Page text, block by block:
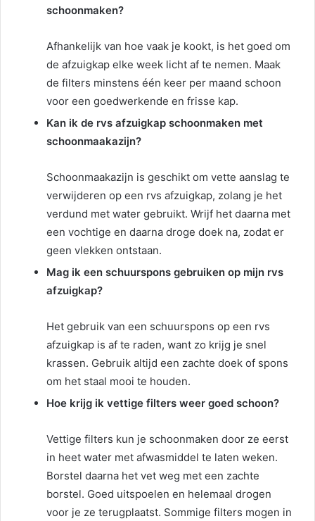
schoonmaken?
Afhankelijk van hoe vaak je kookt, is het goed om
de afzuigkap elke week licht af te nemen. Maak
de filters minstens één keer per maand schoon
voor een goedwerkende en frisse kap.
Kan ik de rvs afzuigkap schoonmaken met
schoonmaakazijn?
Schoonmaakazijn is geschikt om vette aanslag te
verwijderen op een rvs afzuigkap, zolang je het
verdund met water gebruikt. Wrijf het daarna met
een vochtige en daarna droge doek na, zodat er
geen vlekken ontstaan.
Mag ik een schuurspons gebruiken op mijn rvs
afzuigkap?
Het gebruik van een schuurspons op een rvs
afzuigkap is af te raden, want zo krijg je snel
krassen. Gebruik altijd een zachte doek of spons
om het staal mooi te houden.
Hoe krijg ik vettige filters weer goed schoon?
Vettige filters kun je schoonmaken door ze eerst
in heet water met afwasmiddel te laten weken.
Borstel daarna het vet weg met een zachte
borstel. Goed uitspoelen en helemaal drogen
voor je ze terugplaatst. Sommige filters mogen in